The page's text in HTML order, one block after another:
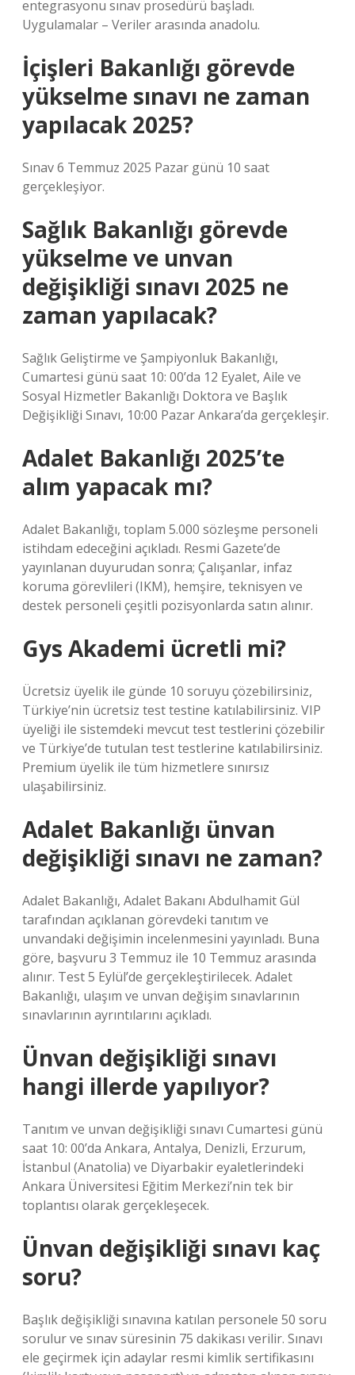
entegrasyonu sınav prosedürü başladı.
Uygulamalar – Veriler arasında anadolu.
İçişleri Bakanlığı görevde
yükselme sınavı ne zaman
yapılacak 2025?
Sınav 6 Temmuz 2025 Pazar günü 10 saat
gerçekleşiyor.
Sağlık Bakanlığı görevde
yükselme ve unvan
değişikliği sınavı 2025 ne
zaman yapılacak?
Sağlık Geliştirme ve Şampiyonluk Bakanlığı,
Cumartesi günü saat 10: 00’da 12 Eyalet, Aile ve
Sosyal Hizmetler Bakanlığı Doktora ve Başlık
Değişikliği Sınavı, 10:00 Pazar Ankara’da gerçekleşir.
Adalet Bakanlığı 2025’te
alım yapacak mı?
Adalet Bakanlığı, toplam 5.000 sözleşme personeli
istihdam edeceğini açıkladı. Resmi Gazete’de
yayınlanan duyurudan sonra; Çalışanlar, infaz
koruma görevlileri (IKM), hemşire, teknisyen ve
destek personeli çeşitli pozisyonlarda satın alınır.
Gys Akademi ücretli mi?
Ücretsiz üyelik ile günde 10 soruyu çözebilirsiniz,
Türkiye’nin ücretsiz test testine katılabilirsiniz. VIP
üyeliği ile sistemdeki mevcut test testlerini çözebilir
ve Türkiye’de tutulan test testlerine katılabilirsiniz.
Premium üyelik ile tüm hizmetlere sınırsız
ulaşabilirsiniz.
Adalet Bakanlığı ünvan
değişikliği sınavı ne zaman?
Adalet Bakanlığı, Adalet Bakanı Abdulhamit Gül
tarafından açıklanan görevdeki tanıtım ve
unvandaki değişimin incelenmesini yayınladı. Buna
göre, başvuru 3 Temmuz ile 10 Temmuz arasında
alınır. Test 5 Eylül’de gerçekleştirilecek. Adalet
Bakanlığı, ulaşım ve unvan değişim sınavlarının
sınavlarının ayrıntılarını açıkladı.
Ünvan değişikliği sınavı
hangi illerde yapılıyor?
Tanıtım ve unvan değişikliği sınavı Cumartesi günü
saat 10: 00’da Ankara, Antalya, Denizli, Erzurum,
İstanbul (Anatolia) ve Diyarbakir eyaletlerindeki
Ankara Üniversitesi Eğitim Merkezi’nin tek bir
toplantısı olarak gerçekleşecek.
Ünvan değişikliği sınavı kaç
soru?
Başlık değişikliği sınavına katılan personele 50 soru
sorulur ve sınav süresinin 75 dakikası verilir. Sınavı
ele geçirmek için adaylar resmi kimlik sertifikasını